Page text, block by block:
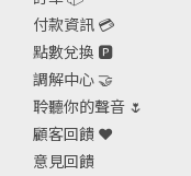
付款資訊 💳
點數兌換 🅿️
調解中心 🤝
聆聽你的聲音 🌷
顧客回饋 ❤️
意見回饋